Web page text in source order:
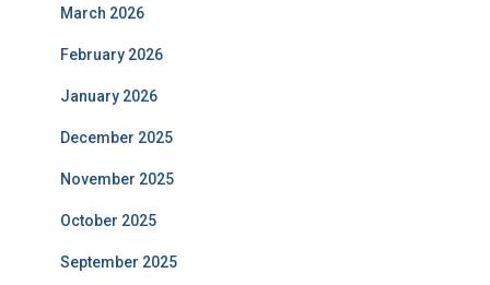
March 2026
February 2026
January 2026
December 2025
November 2025
October 2025
September 2025